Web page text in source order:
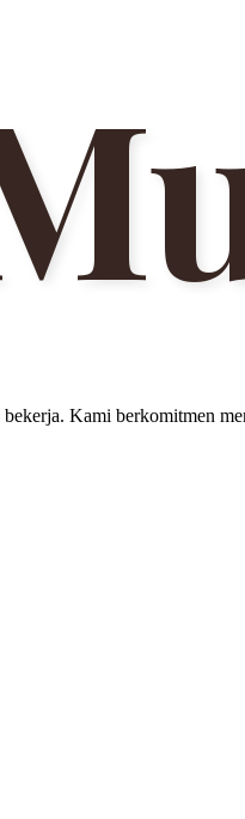
Kami berkomitmen